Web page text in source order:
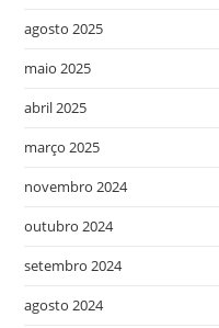
agosto 2025
maio 2025
abril 2025
março 2025
novembro 2024
outubro 2024
setembro 2024
agosto 2024